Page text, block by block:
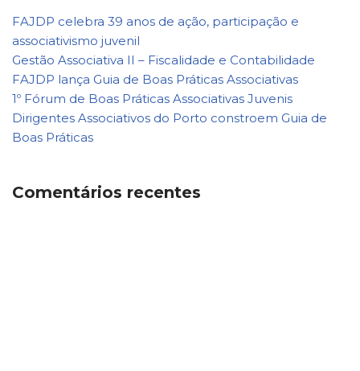
FAJDP celebra 39 anos de ação, participação e
associativismo juvenil
Gestão Associativa II – Fiscalidade e Contabilidade
FAJDP lança Guia de Boas Práticas Associativas
1º Fórum de Boas Práticas Associativas Juvenis
Dirigentes Associativos do Porto constroem Guia de
Boas Práticas
Comentários recentes